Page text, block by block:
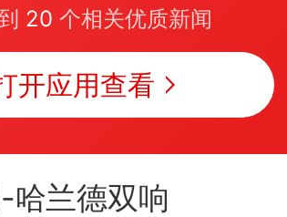
20 个相关优质新闻
开应用查看
-哈兰德双响